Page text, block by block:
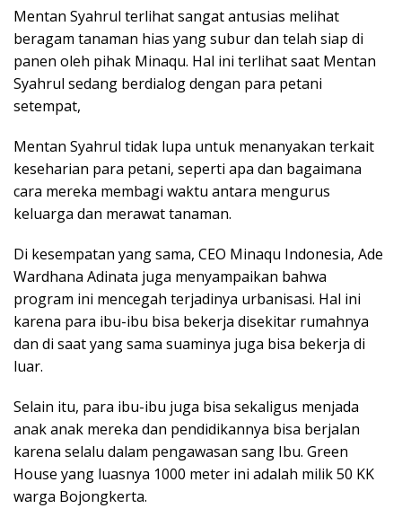
Mentan Syahrul terlihat sangat antusias melihat
beragam tanaman hias yang subur dan telah siap di
panen oleh pihak Minaqu. Hal ini terlihat saat Mentan
Syahrul sedang berdialog dengan para petani
setempat,
Mentan Syahrul tidak lupa untuk menanyakan terkait
keseharian para petani, seperti apa dan bagaimana
cara mereka membagi waktu antara mengurus
keluarga dan merawat tanaman.
Di kesempatan yang sama, CEO Minaqu Indonesia, Ade
Wardhana Adinata juga menyampaikan bahwa
program ini mencegah terjadinya urbanisasi. Hal ini
karena para ibu-ibu bisa bekerja disekitar rumahnya
dan di saat yang sama suaminya juga bisa bekerja di
luar.
Selain itu, para ibu-ibu juga bisa sekaligus menjada
anak anak mereka dan pendidikannya bisa berjalan
karena selalu dalam pengawasan sang Ibu. Green
House yang luasnya 1000 meter ini adalah milik 50 KK
warga Bojongkerta.